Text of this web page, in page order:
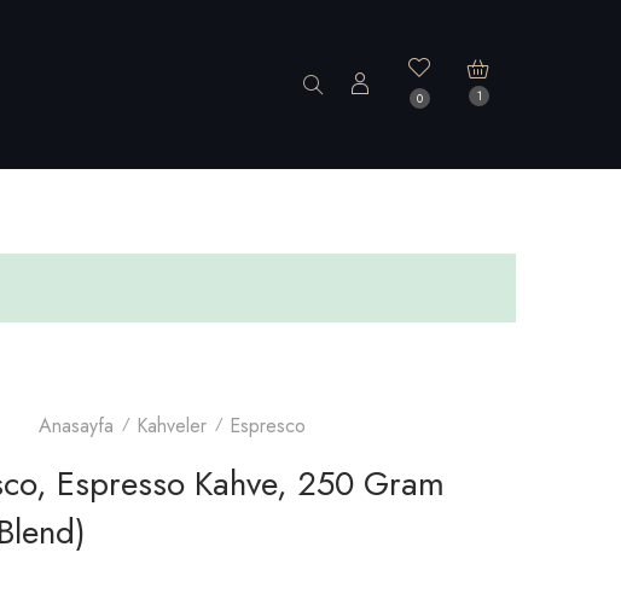
0 1
Anasayfa Kahveler Espresco
Espresso Kahve, 250 Gram